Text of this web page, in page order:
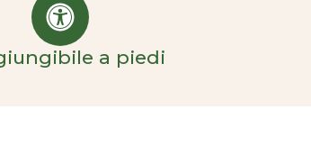
a piedi